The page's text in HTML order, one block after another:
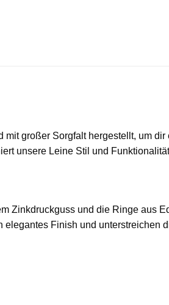
großer Sorgfalt hergestellt, um dir
unsere Leine Stil und
Zinkdruckguss und die Ringe aus
Finish und unterstreichen